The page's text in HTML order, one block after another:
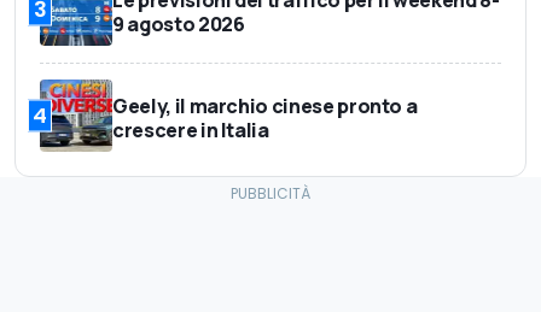
3
9 agosto 2026
4
Geely, il marchio cinese pronto a
crescere in Italia